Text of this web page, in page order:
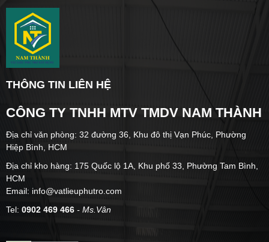
THÔNG TIN LIÊN HỆ
CÔNG TY TNHH MTV TMDV NAM THÀNH
Địa chỉ văn phòng: 32 đường 36, Khu đô thị Vạn Phúc, Phường
Hiệp Bình, HCM
Địa chỉ kho hàng: 175 Quốc lộ 1A, Khu phố 33, Phường Tam Bình,
HCM
Email: info@vatlieuphutro.com
Tel: 0902 469 466 - Ms.Vân